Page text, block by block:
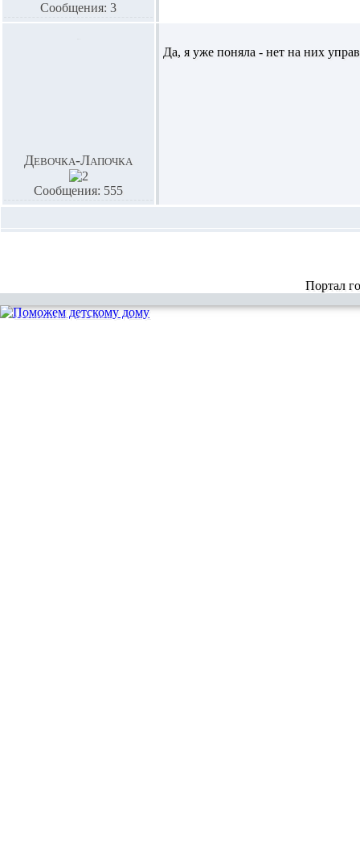
Сообщения: 3
Девочка-Лапочка
Сообщения: 555
Да, я уже поняла - нет на них
Портал